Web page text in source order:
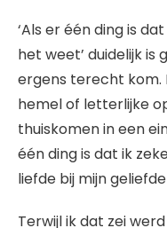
‘Als er één ding is
het weet’ duidelijk is
ergens terecht kom.
hemel of letterlijke
thuiskomen in een
één ding is dat ik
liefde bij mijn
Terwijl ik dat zei